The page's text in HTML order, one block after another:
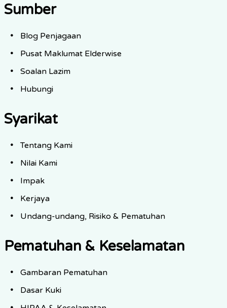
Sumber
Blog Penjagaan
Pusat Maklumat Elderwise
Soalan Lazim
Hubungi
Syarikat
Tentang Kami
Nilai Kami
Impak
Kerjaya
Undang-undang, Risiko & Pematuhan
Pematuhan & Keselamatan
Gambaran Pematuhan
Dasar Kuki